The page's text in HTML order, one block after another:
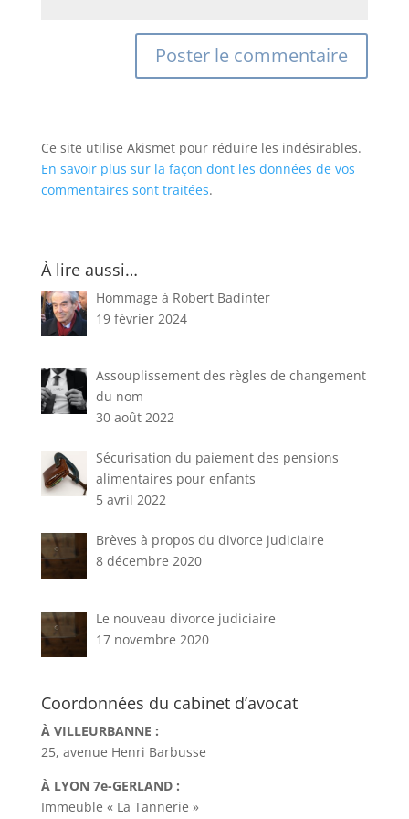
Ce site utilise Akismet pour réduire les indésirables.
En savoir plus sur la façon dont les données de vos
commentaires sont traitées.
À lire aussi…
Hommage à Robert Badinter
19 février 2024
Assouplissement des règles de changement
du nom
30 août 2022
Sécurisation du paiement des pensions
alimentaires pour enfants
5 avril 2022
Brèves à propos du divorce judiciaire
8 décembre 2020
Le nouveau divorce judiciaire
17 novembre 2020
Coordonnées du cabinet d’avocat
À VILLEURBANNE :
25, avenue Henri Barbusse
À LYON 7e-GERLAND :
Immeuble « La Tannerie »